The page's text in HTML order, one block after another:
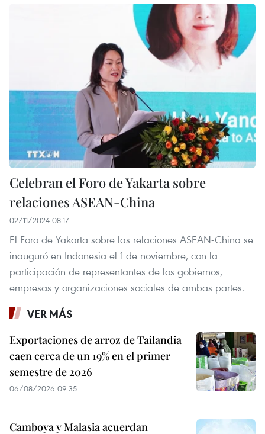
Celebran el Foro de Yakarta sobre
relaciones ASEAN-China
02/11/2024 08:17
El Foro de Yakarta sobre las relaciones ASEAN-China se
inauguró en Indonesia el 1 de noviembre, con la
participación de representantes de los gobiernos,
empresas y organizaciones sociales de ambas partes.
VER MÁS
Exportaciones de arroz de Tailandia
caen cerca de un 19% en el primer
semestre de 2026
06/08/2026 09:35
Camboya y Malasia acuerdan